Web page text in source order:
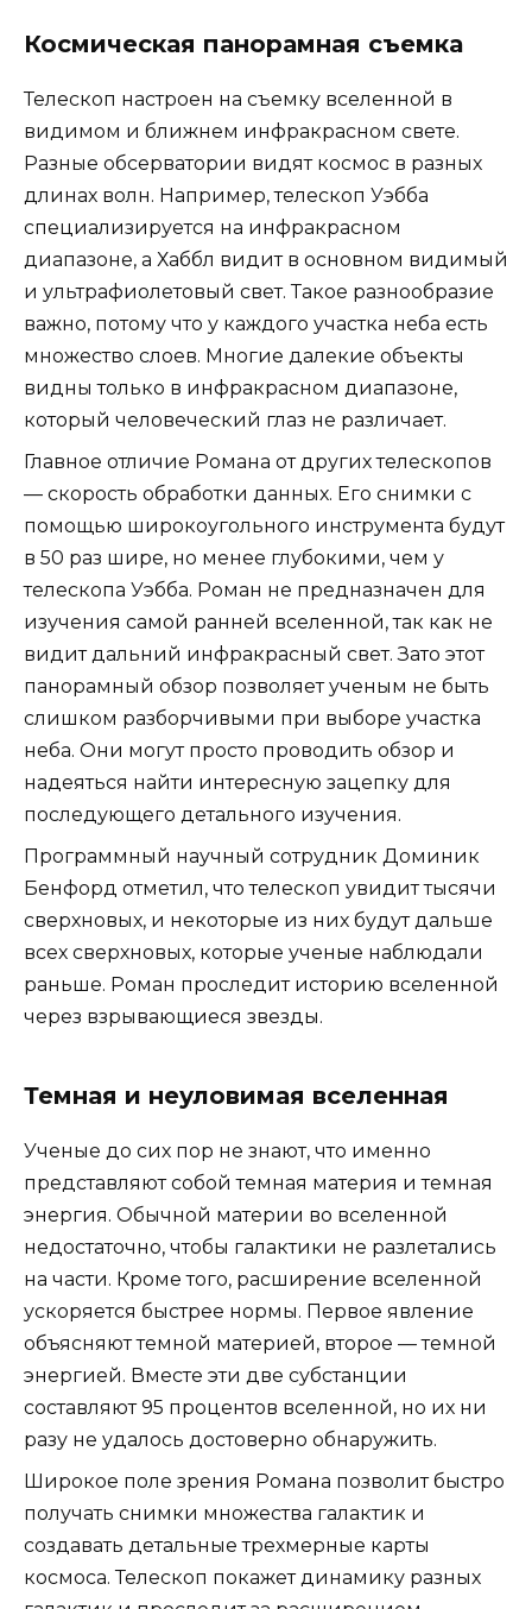
Космическая панорамная съемка
Телескоп настроен на съемку вселенной в
видимом и ближнем инфракрасном свете.
Разные обсерватории видят космос в разных
длинах волн. Например, телескоп Уэбба
специализируется на инфракрасном
диапазоне, а Хаббл видит в основном видимый
и ультрафиолетовый свет. Такое разнообразие
важно, потому что у каждого участка неба есть
множество слоев. Многие далекие объекты
видны только в инфракрасном диапазоне,
который человеческий глаз не различает.
Главное отличие Романа от других телескопов
— скорость обработки данных. Его снимки с
помощью широкоугольного инструмента будут
в 50 раз шире, но менее глубокими, чем у
телескопа Уэбба. Роман не предназначен для
изучения самой ранней вселенной, так как не
видит дальний инфракрасный свет. Зато этот
панорамный обзор позволяет ученым не быть
слишком разборчивыми при выборе участка
неба. Они могут просто проводить обзор и
надеяться найти интересную зацепку для
последующего детального изучения.
Программный научный сотрудник Доминик
Бенфорд отметил, что телескоп увидит тысячи
сверхновых, и некоторые из них будут дальше
всех сверхновых, которые ученые наблюдали
раньше. Роман проследит историю вселенной
через взрывающиеся звезды.
Темная и неуловимая вселенная
Ученые до сих пор не знают, что именно
представляют собой темная материя и темная
энергия. Обычной материи во вселенной
недостаточно, чтобы галактики не разлетались
на части. Кроме того, расширение вселенной
ускоряется быстрее нормы. Первое явление
объясняют темной материей, второе — темной
энергией. Вместе эти две субстанции
составляют 95 процентов вселенной, но их ни
разу не удалось достоверно обнаружить.
Широкое поле зрения Романа позволит быстро
получать снимки множества галактик и
создавать детальные трехмерные карты
космоса. Телескоп покажет динамику разных